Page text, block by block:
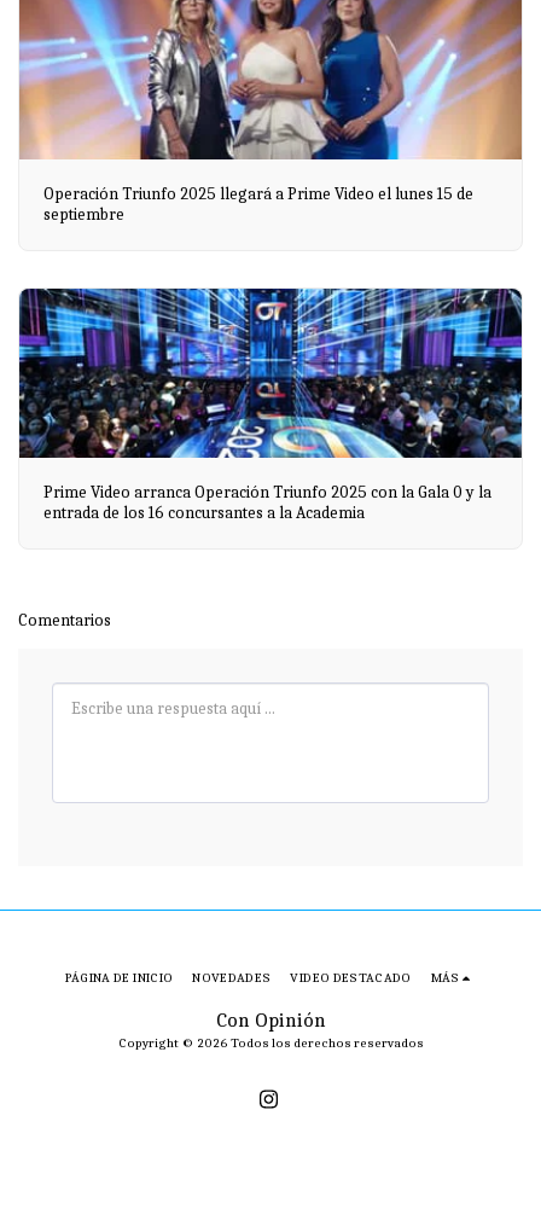
Operación Triunfo 2025 llegará a Prime Video el lunes 15 de
septiembre
Prime Video arranca Operación Triunfo 2025 con la Gala 0 y la
entrada de los 16 concursantes a la Academia
Comentarios
Con Opinión
Copyright © 2026 Todos los derechos reservados
PÁGINA DE INICIO NOVEDADES VIDEO DESTACADO MÁS